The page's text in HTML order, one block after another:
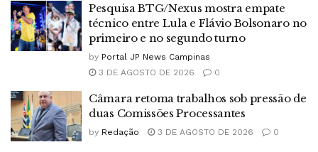
Pesquisa BTG/Nexus mostra empate
técnico entre Lula e Flávio Bolsonaro no
primeiro e no segundo turno
by Portal JP News Campinas
3 DE AGOSTO DE 2026
0
Câmara retoma trabalhos sob pressão de
duas Comissões Processantes
by Redação 3 DE AGOSTO DE 2026 0